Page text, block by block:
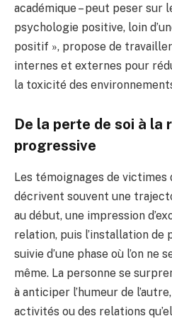
académique – peut peser sur
psychologie positive, loin
positif », propose de
internes et externes pour
la toxicité des
De la perte de soi à la
progressive
Les témoignages de
décrivent souvent une
au début, une impression
relation, puis l’installation de
suivie d’une phase où l’on ne
même. La personne se
à anticiper l’humeur de
activités ou des relations